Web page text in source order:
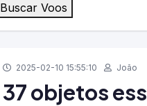
Buscar Voos
2025-02-10 15:55:10 João
37 objetos